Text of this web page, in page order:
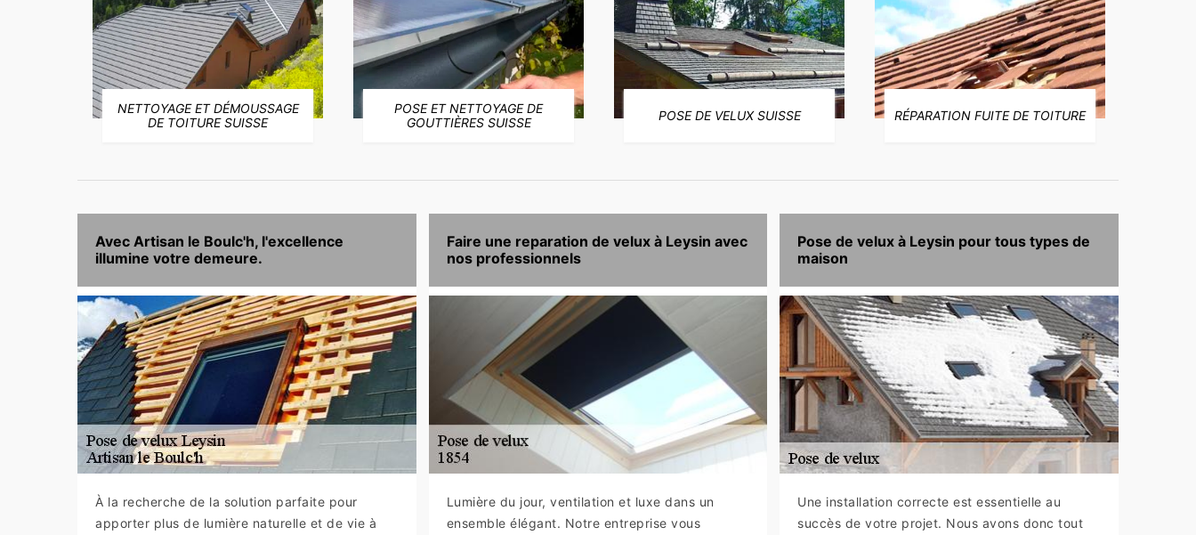
NETTOYAGE ET DÉMOUSSAGE
DE TOITURE SUISSE
POSE ET NETTOYAGE DE
GOUTTIÈRES SUISSE
POSE DE VELUX SUISSE RÉPARATION FUITE DE TOITURE
Avec Artisan le Boulc'h, l'excellence
illumine votre demeure.
À la recherche de la solution parfaite pour
apporter plus de lumière naturelle et de vie à
Faire une reparation de velux à Leysin avec
nos professionnels
Lumière du jour, ventilation et luxe dans un
ensemble élégant. Notre entreprise vous
Pose de velux à Leysin pour tous types de
maison
Une installation correcte est essentielle au
succès de votre projet. Nous avons donc tout